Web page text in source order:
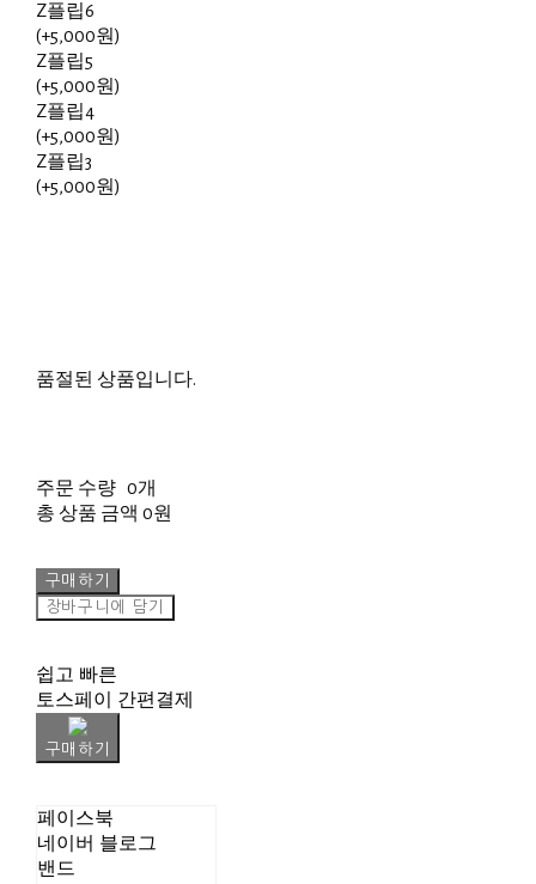
Z플립6
(+5,000원)
Z플립5
(+5,000원)
Z플립4
(+5,000원)
Z플립3
(+5,000원)
품절된 상품입니다.
주문 수량 0개
총 상품 금액 0원
구매하기
장바구니에 담기
쉽고 빠른
토스페이 간편결제
구매하기
페이스북
네이버 블로그
밴드